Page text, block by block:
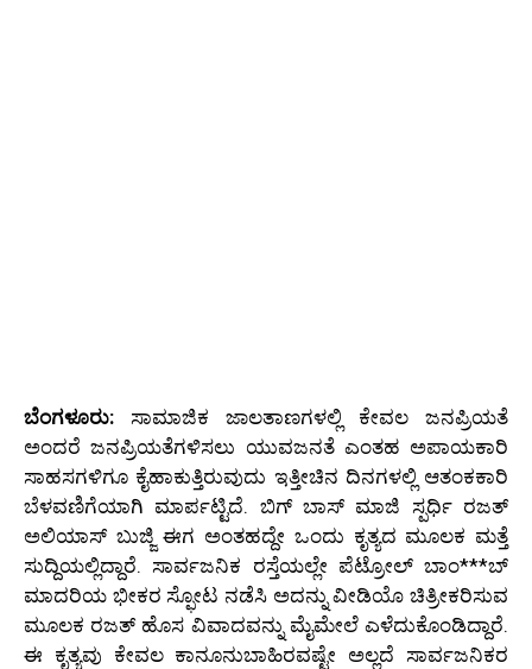
ಬೆಂಗಳೂರು: ಸಾಮಾಜಿಕ ಜಾಲತಾಣಗಳಲ್ಲಿ ಕೇವಲ ಜನಪ್ರಿಯತೆ
ಅಂದರೆ ಜನಪ್ರಿಯತೆಗಳಿಸಲು ಯುವಜನತೆ ಎಂತಹ ಅಪಾಯಕಾರಿ
ಸಾಹಸಗಳಿಗೂ ಕೈಹಾಕುತ್ತಿರುವುದು ಇತ್ತೀಚಿನ ದಿನಗಳಲ್ಲಿ ಆತಂಕಕಾರಿ
ಬೆಳವಣಿಗೆಯಾಗಿ ಮಾರ್ಪಟ್ಟಿದೆ. ಬಿಗ್ ಬಾಸ್ ಮಾಜಿ ಸ್ಪರ್ಧಿ ರಜತ್
ಅಲಿಯಾಸ್ ಬುಜ್ಜಿ ಈಗ ಅಂತಹದ್ದೇ ಒಂದು ಕೃತ್ಯದ ಮೂಲಕ ಮತ್ತೆ
ಸುದ್ದಿಯಲ್ಲಿದ್ದಾರೆ. ಸಾರ್ವಜನಿಕ ರಸ್ತೆಯಲ್ಲೇ ಪೆಟ್ರೋಲ್ ಬಾಂ***ಬ್
ಮಾದರಿಯ ಭೀಕರ ಸ್ಫೋಟ ನಡೆಸಿ ಅದನ್ನು ವೀಡಿಯೊ ಚಿತ್ರೀಕರಿಸುವ
ಮೂಲಕ ರಜತ್ ಹೊಸ ವಿವಾದವನ್ನು ಮೈಮೇಲೆ ಎಳೆದುಕೊಂಡಿದ್ದಾರೆ.
ಈ ಕೃತ್ಯವು ಕೇವಲ ಕಾನೂನುಬಾಹಿರವಷ್ಟೇ ಅಲ್ಲದೆ ಸಾರ್ವಜನಿಕರ